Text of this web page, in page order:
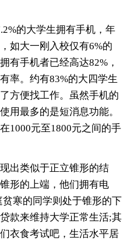
的大学生拥有手机，年
如大一刚入校仅有6%的
有手机者已经高达82%，
率。约有83%的大四学生
方便找工作。虽然手机的
用最多的是短消息功能。
1000元至1800元之间的手
类似于正立锥形的结
形的上端，他们拥有电
寒的同学则处于锥形的下
款来维持大学正常生活;其
衣食考试吧，生活水平居